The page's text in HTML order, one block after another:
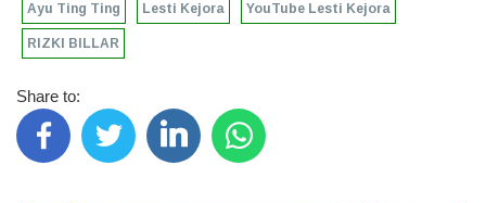
Ayu Ting Ting Lesti Kejora YouTube Lesti Kejora
RIZKI BILLAR
Share to: